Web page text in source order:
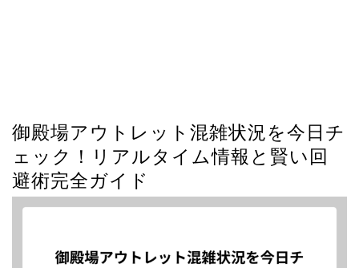
御殿場アウトレット混雑状況を今日チ
ェック！リアルタイム情報と賢い回
避術完全ガイド